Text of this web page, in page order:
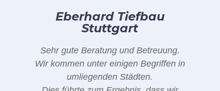
Eberhard Tiefbau
Stuttgart
Sehr gute Beratung und Betreuung.
Wir kommen unter einigen Begriffen in
umliegenden Städten.